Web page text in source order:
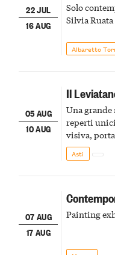
22 JUL
16 AUG
Solo
Silvia Ruata
Albaretto
05 AUG
10 AUG
Il
Una grande
reperti
visiva,
della scena
Asti
07 AUG
17 AUG
Painting